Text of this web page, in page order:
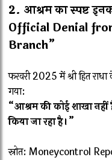
2. आश्रम का स्पष्ट
Official Denial
Branch”
फरवरी 2025 में श्री हित
गया:
“आश्रम की कोई शाखा नहीं
किया जा रहा है।”
स्रोत: Moneycontrol